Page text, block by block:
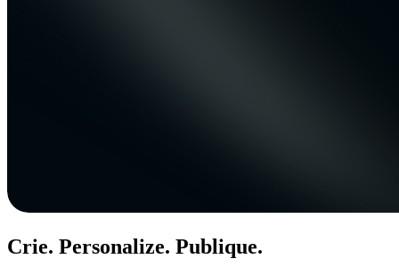
Crie. Personalize. Publique.